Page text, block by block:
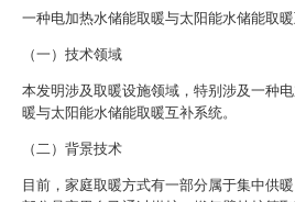
一种电加热水储能取暖与太阳能水储能取
（一）技术领域
本发明涉及取暖设施领域，特别涉及一种
暖与太阳能水储能取暖互补系统。
（二）背景技术
目前，家庭取暖方式有一部分属于集中供